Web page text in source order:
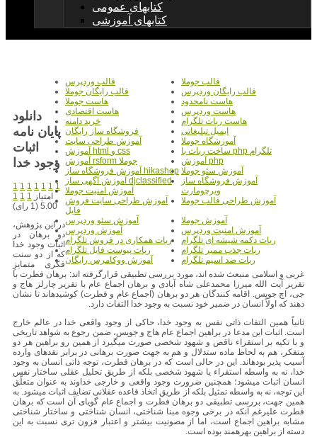
کتابهای عمومی
کتابهای آموزشی
قالب جوملا
قالب وردپرس
قالب رایگان وردپرس
قالب رایگان جوملا
هاست نامحدود
هاست جوملا
هاست وردپرس
هاست اقتصادی
هاست ربات تلگرام
خرید دامنه
ایمیل تبلیغاتی
فروشگاه ساز رایگان
آموزشگاه جوملا
آموزش طراحی سایت
ساخت ربات با php تلگرام
آموزش html و css
آموزش php
آموزش rsform جوملا
آموزش سئو جوملا آموزش فروشگاه ساز hikashop
آموزش فروشگاه ساز
ویرچومارت
آموزش آگهی ساز djclassified
آموزش امنیت جوملا
آموزش طراحی قالب جوملا
آموزش طراحی سایت فروش
فایل
آموزش جوملا
آموزش سئو وردپرس
آموزش امنیت وردپرس
آموزش وردپرس
ربات دکمه شیشه ای تلگرام
ربات همکاری در فروش تلگرام
ربات جذب ممبر تلگرام
ربات پیوست فایل تلگرام
ربات ضد اسپم تلگرام
آموزش ووکامرس رایگان
دانلود
پایان نامه
اثبات
وجود خدا
1 1 1 1 1 1 1
1 1 1 امتیاز
5.00 (1 رای)
در این پژوهش،
دو برهان در
اثبات وجود خدا
که از دو سنت
فکری متمایزِ
غربی و اسلامی منبعث شده اند، مورد بررسی تطبیقی قرارگرفته اند: برهان فطرت با
تقریر آیت الله میرزا محمدعلی شاه آبادی و برهان اجماع عام با تقریر چارلز هاج و
جی، اچ جویس. اقامه کنندگان هر دو برهان (اجماع عام و فطرت) کوشیدهاند تا نشان
دهند که اولاً انسان در ضمیر خود نسبت به وجود خدا التفات دارد.
ثانیاً همین التفات ذاتی نفس به وجود خدا، حاکی از وجود واقعی خدا در عالم خارج
است. اثبات این مدعا در براهین اجماع عام هاج و جویس، ضمن رجوع به شواهد تاریخی
و با تکیه بر استقراء ناقص و شهود شخصی صورت میگیرد از همین رو براهین هر دو
متفکر، هم به لحاظ ماده ستدلال و هم به جهت صورت برهانی در برابر نقدهای وارده
آسیب پذیر بودهاند. این در حالی است که در برهان فطرت، توجه ذاتی انسان به وجود
خدا، نه به واسطه استقراء یا شهود شخصی بلکه از طریق تحلیل عقلی ساختار نفس
انسان اثبات میشود؛ همچنین ضرورت وجود واقعی و خارجی خداوند به عنوان متعلَّق
این توجه، نه به واسطه تمثیل بلکه از طریق اتخاذ قاعده عقلانی تضایف اثبات میشود. به
همین جهت، بررسی تطبیقی دو برهان فطرت و اجماع عام گویای آن است که برهان
فطرت علیرغم آنکه در برخی وجوه مبنا شناختی، انسان شناختی و ساختار شناختی
مشابه براهین اجماع است، اما از مصونیت بیشتر و اعتبار فزون تری نسبت به این
دسته از براهین بهرهمند بوده است.